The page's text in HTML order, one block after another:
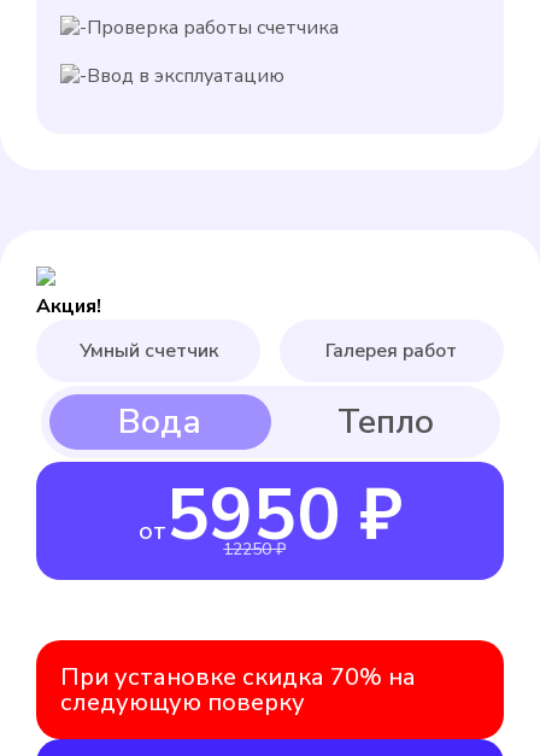
Проверка работы счетчика
Ввод в эксплуатацию
Акция!
от5950 ₽
12250 ₽
При установке скидка 70% на
следующую поверку
Умный счетчик Галерея работ